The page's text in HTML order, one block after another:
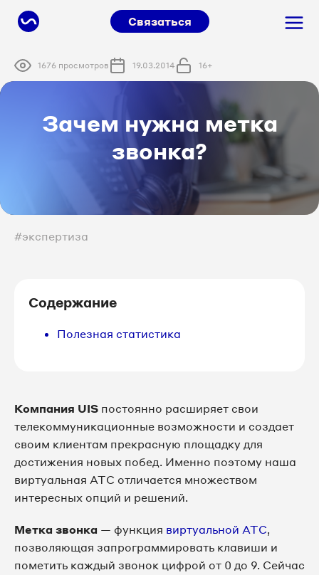
Связаться
1676 просмотров 19.03.2014 16+
Зачем нужна метка
звонка?
#экспертиза
Содержание
Полезная статистика
Компания UIS постоянно расширяет свои
телекоммуникационные возможности и создает
своим клиентам прекрасную площадку для
достижения новых побед. Именно поэтому наша
виртуальная АТС отличается множеством
интересных опций и решений.
Метка звонка — функция виртуальной АТС,
позволяющая запрограммировать клавиши и
пометить каждый звонок цифрой от 0 до 9. Сейчас